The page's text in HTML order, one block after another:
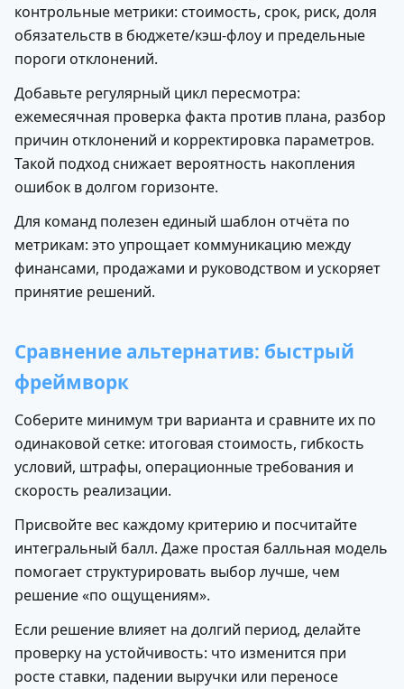
контрольные метрики: стоимость, срок, риск, доля
обязательств в бюджете/кэш-флоу и предельные
пороги отклонений.
Добавьте регулярный цикл пересмотра:
ежемесячная проверка факта против плана, разбор
причин отклонений и корректировка параметров.
Такой подход снижает вероятность накопления
ошибок в долгом горизонте.
Для команд полезен единый шаблон отчёта по
метрикам: это упрощает коммуникацию между
финансами, продажами и руководством и ускоряет
принятие решений.
Сравнение альтернатив: быстрый
фреймворк
Соберите минимум три варианта и сравните их по
одинаковой сетке: итоговая стоимость, гибкость
условий, штрафы, операционные требования и
скорость реализации.
Присвойте вес каждому критерию и посчитайте
интегральный балл. Даже простая балльная модель
помогает структурировать выбор лучше, чем
решение «по ощущениям».
Если решение влияет на долгий период, делайте
проверку на устойчивость: что изменится при
росте ставки, падении выручки или переносе
Хотите узнать
подойдет ли вам
обучение?
в течение 48 часов бесплатно
Начинайте обучение
в любое удобное время